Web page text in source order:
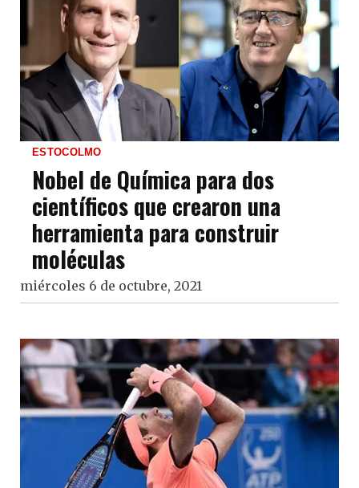
ESTOCOLMO
Nobel de Química para dos
científicos que crearon una
herramienta para construir
moléculas
miércoles 6 de octubre, 2021